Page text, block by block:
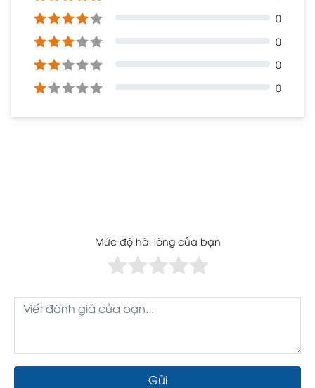
0
0
0
0
Mức độ hài lòng của bạn
Gửi